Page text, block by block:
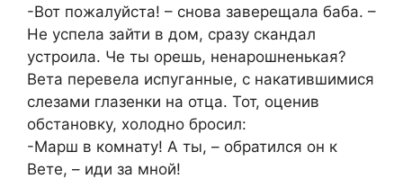
-Вот пожалуйста! – снова заверещала баба. –
Не успела зайти в дом, сразу скандал
устроила. Че ты орешь, ненарошненькая?
Вета перевела испуганные, с накатившимися
слезами глазенки на отца. Тот, оценив
обстановку, холодно бросил:
-Марш в комнату! А ты, – обратился он к
Вете, – иди за мной!